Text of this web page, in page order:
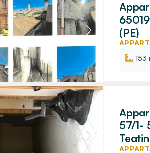
(PE)
153
57/1-